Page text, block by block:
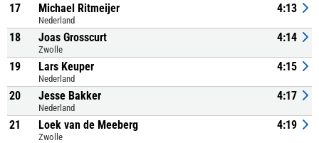
17 Michael Ritmeijer
Nederland
4:13
18 Joas Grosscurt
Zwolle
4:14
19 Lars Keuper
Nederland
4:15
20 Jesse Bakker
Nederland
4:17
21 Loek van de Meeberg
Zwolle
4:19